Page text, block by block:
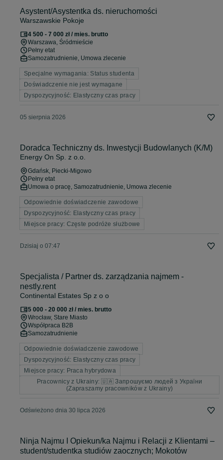
Asystent/Asystentka ds. nieruchomości
Warszawskie Pokoje
4 500 - 7 000 zł / mies. brutto
Warszawa, Śródmieście
Pełny etat
Samozatrudnienie, Umowa zlecenie
Specjalne wymagania: Status studenta
Doświadczenie nie jest wymagane
Dyspozycyjność: Elastyczny czas pracy
05 sierpnia 2026
Doradca Techniczny ds. Inwestycji Budowlanych (K/M)
Energy On Sp. z o.o.
Gdańsk, Piecki-Migowo
Pełny etat
Umowa o pracę, Samozatrudnienie, Umowa zlecenie
Odpowiednie doświadczenie zawodowe
Dyspozycyjność: Elastyczny czas pracy
Miejsce pracy: Częste podróże służbowe
Dzisiaj o 07:47
Specjalista / Partner ds. zarządzania najmem -
nestly.rent
Continental Estates Sp z o o
5 000 - 20 000 zł / mies. brutto
Wrocław, Stare Miasto
Współpraca B2B
Samozatrudnienie
Odpowiednie doświadczenie zawodowe
Dyspozycyjność: Elastyczny czas pracy
Miejsce pracy: Praca hybrydowa
Pracownicy z Ukrainy: 🇺🇦 Запрошуємо людей з України
(Zapraszamy pracowników z Ukrainy)
Odświeżono dnia 30 lipca 2026
Ninja Najmu I Opiekun/ka Najmu i Relacji z Klientami –
student/studentka studiów zaocznych; Mokotów